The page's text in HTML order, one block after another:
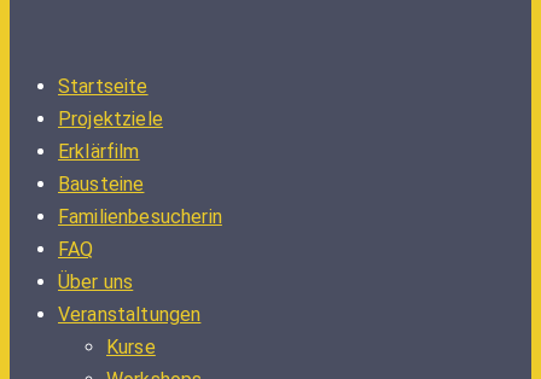
Startseite
Projektziele
Erklärfilm
Bausteine
Familienbesucherin
FAQ
Über uns
Veranstaltungen
Kurse